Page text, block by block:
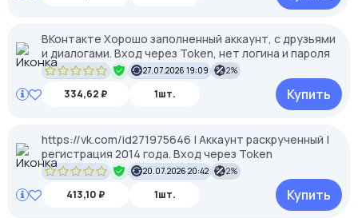
ВКонтакте Хорошо заполненный аккаунт, с друзьями
и диалогами. Вход через Token, нет логина и пароля
27.07.2026 19:09 2%
334,62 ₽ 1шт. Купить
https://vk.com/id271975646 | Аккаунт раскрученный |
регистрация 2014 года. Вход через Token
20.07.2026 20:42 2%
413,10 ₽ 1шт. Купить